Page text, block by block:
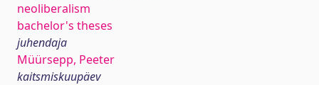
neoliberalism
bachelor's theses
juhendaja
Müürsepp, Peeter
kaitsmiskuupäev